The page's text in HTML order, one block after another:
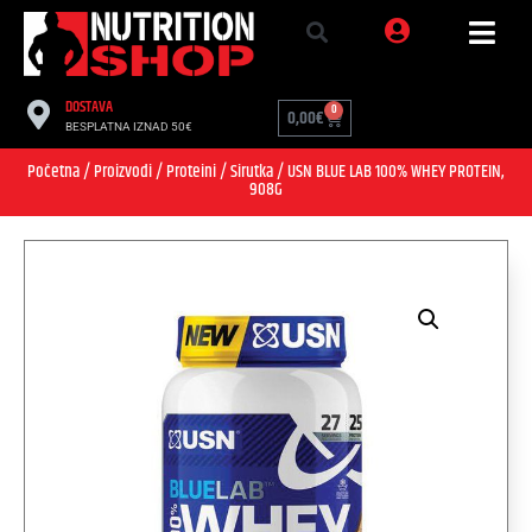
DOSTAVA
BESPLATNA IZNAD 50€ 0,00€ 0
Početna/Proizvodi/Proteini/Sirutka/ USN BLUE LAB 100% WHEY PROTEIN,
908G